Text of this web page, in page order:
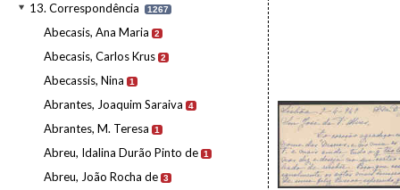
13. Correspondência 1267
Abecasis, Ana Maria 2
Abecasis, Carlos Krus 2
Abecassis, Nina 1
Abrantes, Joaquim Saraiva 4
Abrantes, M. Teresa 1
Abreu, Idalina Durão Pinto de 1
Abreu, João Rocha de 3